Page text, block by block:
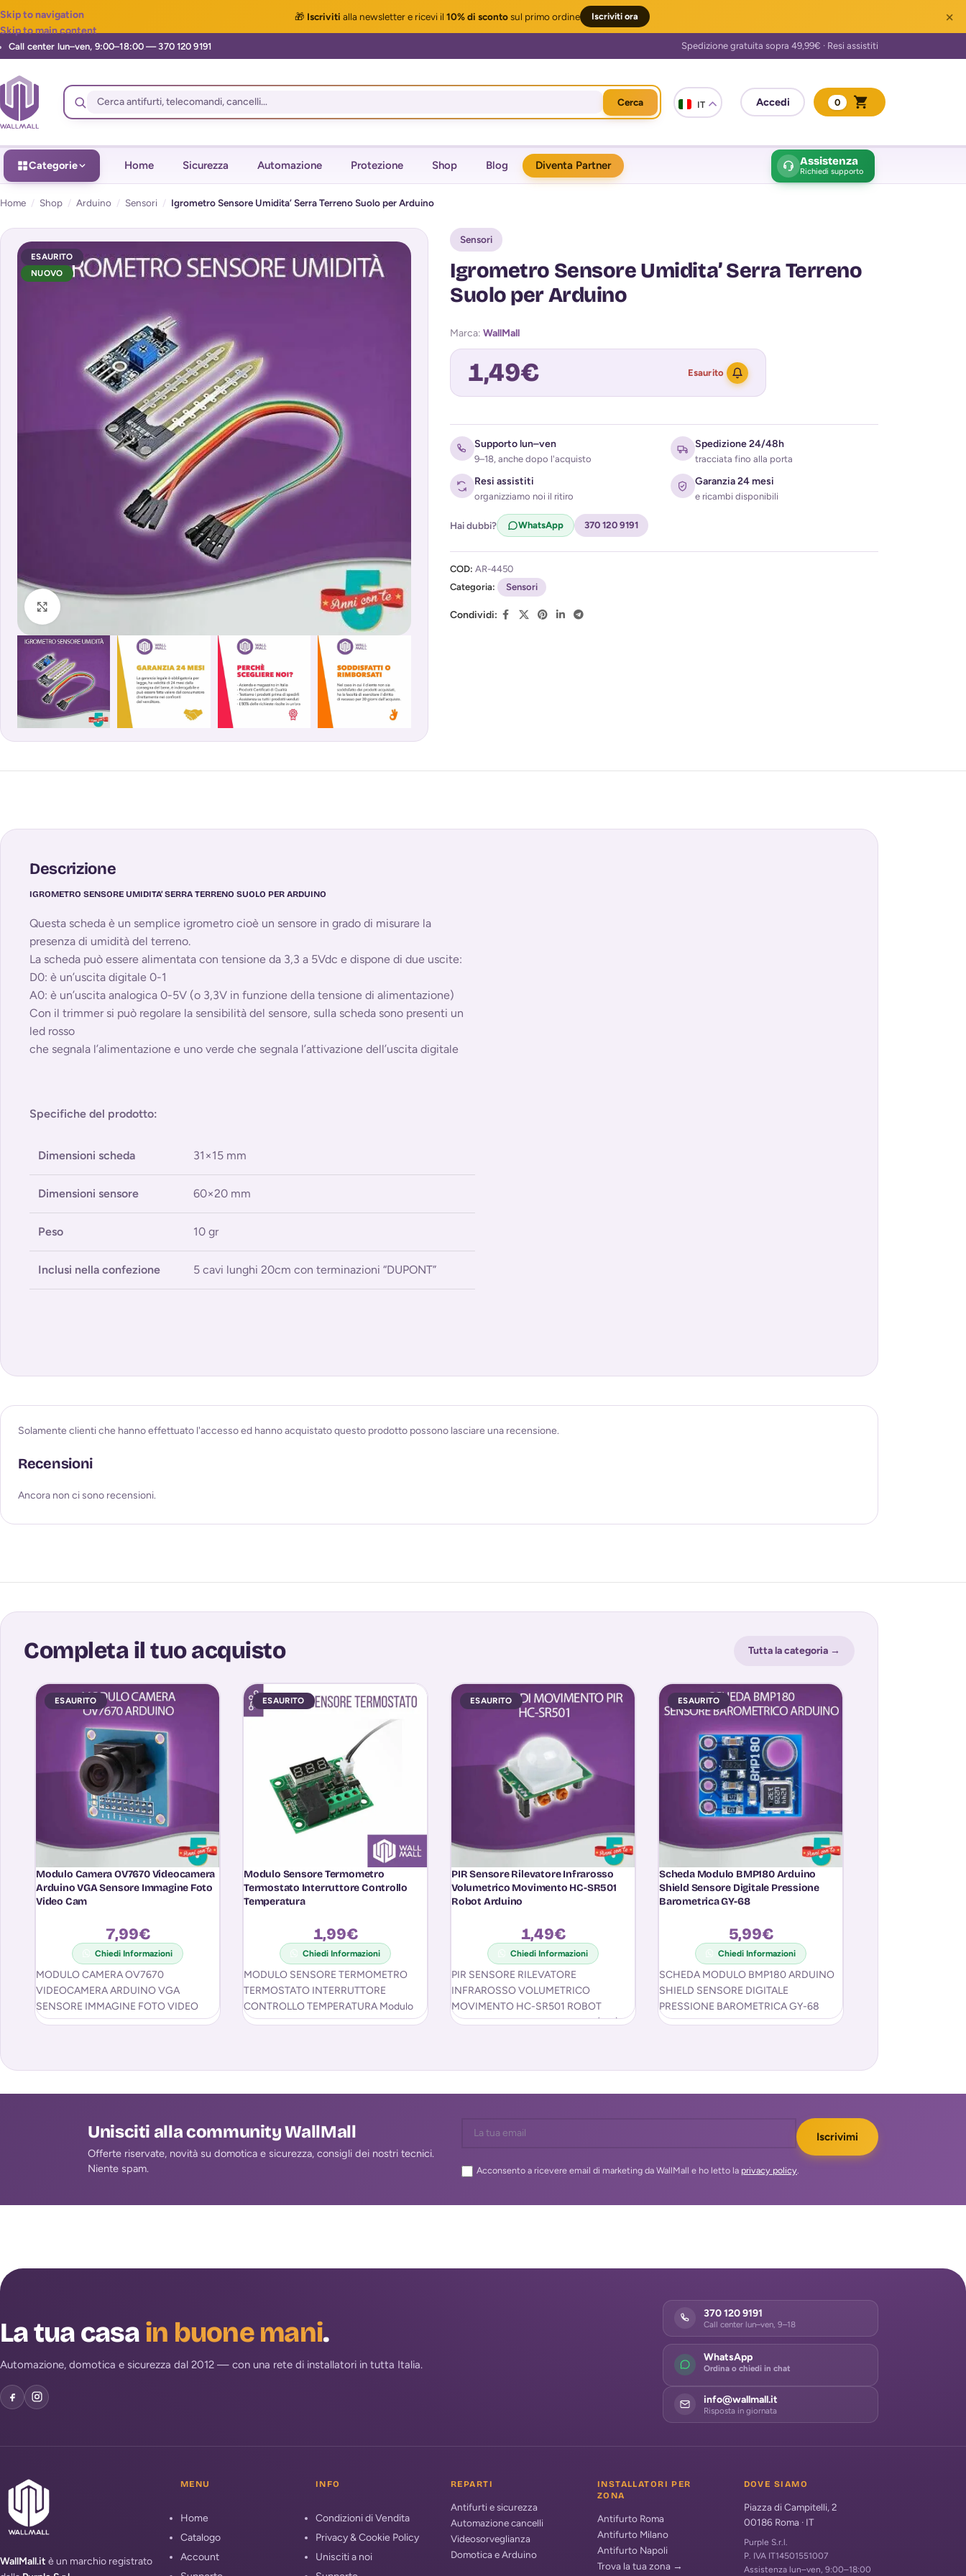
🎁 Iscriviti alla newslettere ricevi il 10% di scontosul primo ordine Iscriviti ora ×
Skip to navigation
Skip to main content
Cerca IT 0
Categorie Home Sicurezza Automazione Protezione Shop Blog Diventa Partner Assistenza
Richiedi supporto
Home / Shop / Arduino / Sensori / Igrometro Sensore Umidita’ Serra Terreno Suolo per Arduino
ESAURITO
NUOVO
Sensori
Igrometro Sensore Umidita’ Serra Terreno
Suolo per Arduino
Marca: WallMall
1,49€ Esaurito
Acconsento al trattamento dei miei dati per ricevere l'avviso di disponibilità
(Privacy Policy
Supporto lun–ven
9–18, anche dopo l'acquisto
Spedizione 24/48h
tracciata fino alla porta
Resi assistiti
organizziamo noi il ritiro
Garanzia 24 mesi
e ricambi disponibili
Hai dubbi? WhatsApp 370 120 9191
COD: AR-4450
Categoria:
Sensori
Condividi:
Descrizione
IGROMETRO SENSORE UMIDITA’ SERRA TERRENO SUOLO PER ARDUINO
Questa scheda è un semplice igrometro cioè un sensore in grado di misurare la
presenza di umidità del terreno.
La scheda può essere alimentata con tensione da 3,3 a 5Vdc e dispone di due uscite:
D0: è un’uscita digitale 0-1
A0: è un’uscita analogica 0-5V (o 3,3V in funzione della tensione di alimentazione)
Con il trimmer si può regolare la sensibilità del sensore, sulla scheda sono presenti un
led rosso
che segnala l’alimentazione e uno verde che segnala l’attivazione dell’uscita digitale
Specifiche del prodotto:
Dimensioni scheda 31×15 mm
Dimensioni sensore 60×20 mm
Peso 10 gr
Inclusi nella confezione 5 cavi lunghi 20cm con terminazioni “DUPONT”
Recensioni
Ancora non ci sono recensioni.
Solamente clienti che hanno effettuato l'accesso ed hanno acquistato questo prodotto possono lasciare una recensione.
Completa il tuo acquisto Tutta la categoria →
ESAURITO
Modulo Camera OV7670 Videocamera
Arduino VGA Sensore Immagine Foto
Video Cam
7,99€
Chiedi Informazioni
MODULO CAMERA OV7670
VIDEOCAMERA ARDUINO VGA
SENSORE IMMAGINE FOTO VIDEO
CAM Modulo camera compatibile
ESAURITO
Modulo Sensore Termometro
Termostato Interruttore Controllo
Temperatura
1,99€
Chiedi Informazioni
MODULO SENSORE TERMOMETRO
TERMOSTATO INTERRUTTORE
CONTROLLO TEMPERATURA Modulo
sensore termometro termostato
ESAURITO
PIR Sensore Rilevatore Infrarosso
Volumetrico Movimento HC-SR501
Robot Arduino
1,49€
Chiedi Informazioni
PIR SENSORE RILEVATORE
INFRAROSSO VOLUMETRICO
MOVIMENTO HC-SR501 ROBOT
ARDUINO Sensore ad infrarossi (PIR)
ESAURITO
Scheda Modulo BMP180 Arduino
Shield Sensore Digitale Pressione
Barometrica GY-68
5,99€
Chiedi Informazioni
SCHEDA MODULO BMP180 ARDUINO
SHIELD SENSORE DIGITALE
PRESSIONE BAROMETRICA GY-68
Scheda Arduino BMP180 con Sensore
Unisciti alla community WallMall
Offerte riservate, novità su domotica e sicurezza, consigli dei nostri tecnici.
Niente spam.
Iscrivimi
Acconsento a ricevere email di marketing da WallMall e ho letto la privacy policy
La tua casa in buone mani.
Automazione, domotica e sicurezza dal 2012 — con una rete di installatori in tutta Italia.
370 120 9191
Call center lun–ven, 9–18
WhatsApp
Ordina o chiedi in chat
info@wallmall.it
Risposta in giornata
WallMall.it è un marchio registrato
MENU
Home
Catalogo
Account
INFO
Condizioni di Vendita
Privacy & Cookie Policy
Unisciti a noi
REPARTI
Antifurti e sicurezza
Automazione cancelli
Videosorveglianza
Domotica e Arduino
INSTALLATORI PER
ZONA
Antifurto Roma
Antifurto Milano
Antifurto Napoli
Trova la tua zona →
DOVE SIAMO
Piazza di Campitelli, 2
00186 Roma · IT
Purple S.r.l.
P. IVA IT14501551007
Assistenza lun–ven, 9:00–18:00